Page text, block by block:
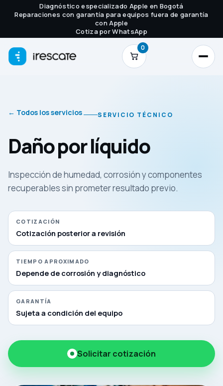
Diagnóstico especializado Apple en Bogotá
Reparaciones con garantía para equipos fuera de garantía
con Apple
Cotiza por WhatsApp
0
← Todos los servicios SERVICIO TÉCNICO
Daño por líquido
Inspección de humedad, corrosión y componentes
recuperables sin prometer resultado previo.
COTIZACIÓN
Cotización posterior a revisión
TIEMPO APROXIMADO
Depende de corrosión y diagnóstico
GARANTÍA
Sujeta a condición del equipo
Solicitar cotización